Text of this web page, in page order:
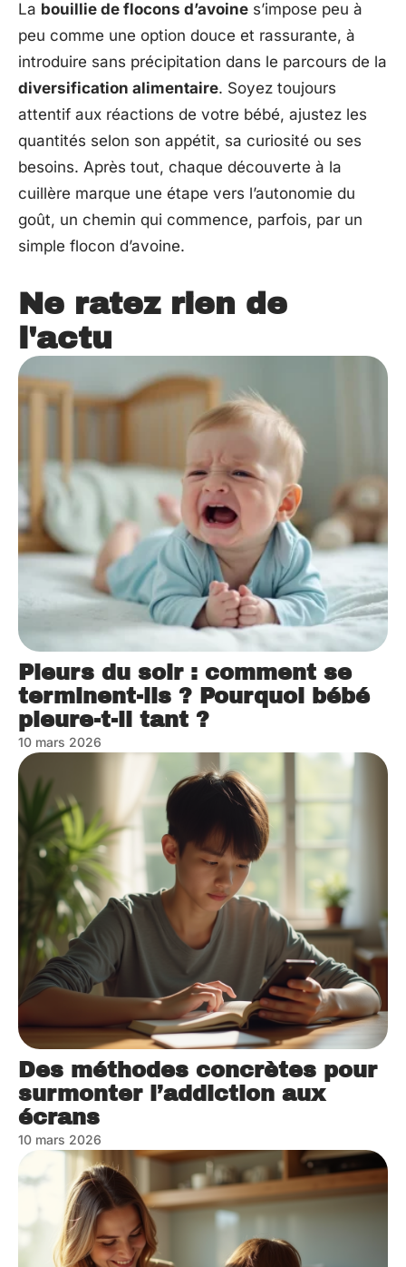
La bouillie de flocons d’avoine s’impose peu à
peu comme une option douce et rassurante, à
introduire sans précipitation dans le parcours de la
diversification alimentaire. Soyez toujours
attentif aux réactions de votre bébé, ajustez les
quantités selon son appétit, sa curiosité ou ses
besoins. Après tout, chaque découverte à la
cuillère marque une étape vers l’autonomie du
goût, un chemin qui commence, parfois, par un
simple flocon d’avoine.
Ne ratez rien de
l'actu
Pleurs du soir : comment se
terminent-ils ? Pourquoi bébé
pleure-t-il tant ?
10 mars 2026
Des méthodes concrètes pour
surmonter l’addiction aux
écrans
10 mars 2026